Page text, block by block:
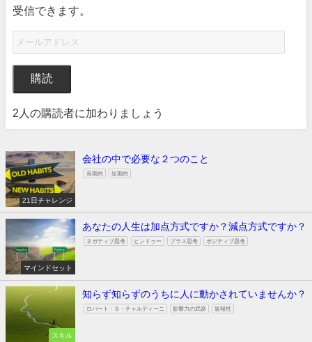
受信できます。
購読
2人の購読者に加わりましょう
21日チャレンジ
会社の中で必要な２つのこと
長期的 短期的
マインドセット
あなたの人生は加点方式ですか？減点方式ですか？
ネガティブ思考 ヒンドゥー プラス思考 ポジティブ思考
スキル
知らず知らずのうちに人に動かされていませんか？
ロバート・Ｂ・チャルディーニ 影響力の武器 返報性